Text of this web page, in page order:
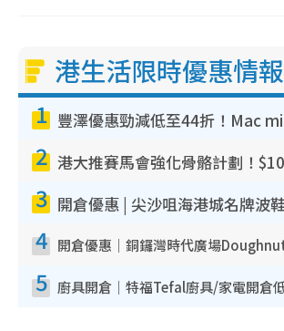
港生活限時優惠情報
1
2
3
4
5